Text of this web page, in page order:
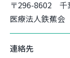
〒296-8602 千
医療法人鉄蕉
連絡先